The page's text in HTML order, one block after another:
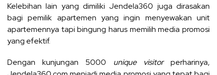
Kelebihan lain yang dimiliki Jendela360 juga dirasakan
bagi pemilik apartemen yang ingin menyewakan unit
apartemennya tapi bingung harus memilih media promosi
yang efektif.
Dengan kunjungan 5000 unique visitorperharinya,